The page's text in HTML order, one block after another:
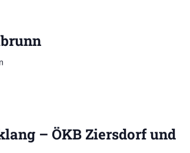
– ÖKB Ziersdorf und